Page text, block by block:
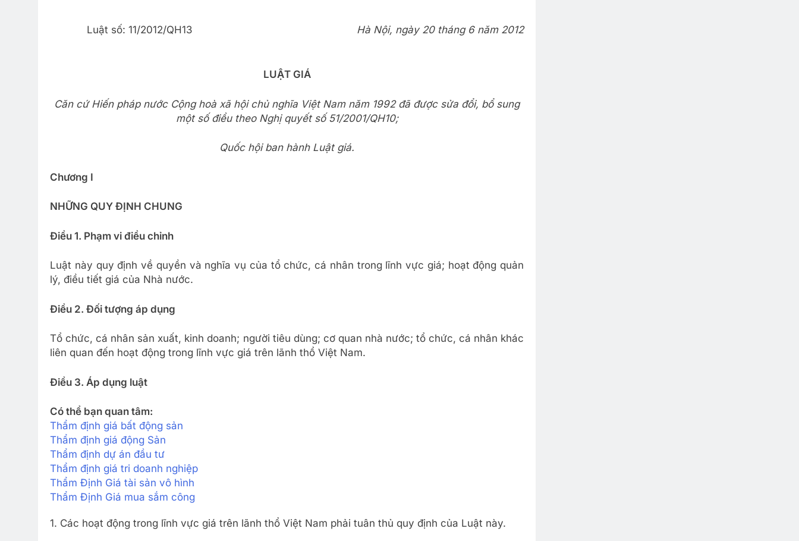
Luật số: 11/2012/QH13 Hà Nội, ngày 20 tháng 6 năm 2012
LUẬT GIÁ
Căn cứ Hiến pháp nước Cộng hoà xã hội chủ nghĩa Việt Nam năm 1992 đã được sửa đổi, bổ sung
một số điều theo Nghị quyết số 51/2001/QH10;
Quốc hội ban hành Luật giá.
Chương I
NHỮNG QUY ĐỊNH CHUNG
Điều 1. Phạm vi điều chỉnh
Luật này quy định về quyền và nghĩa vụ của tổ chức, cá nhân trong lĩnh vực giá; hoạt động quản
lý, điều tiết giá của Nhà nước.
Điều 2. Đối tượng áp dụng
Tổ chức, cá nhân sản xuất, kinh doanh; người tiêu dùng; cơ quan nhà nước; tổ chức, cá nhân khác
liên quan đến hoạt động trong lĩnh vực giá trên lãnh thổ Việt Nam.
Điều 3. Áp dụng luật
Có thể bạn quan tâm:
Thẩm định giá bất động sản
Thẩm định giá động Sản
Thẩm định dự án đầu tư
Thẩm định giá tri doanh nghiệp
Thẩm Định Giá tài sản vô hình
Thẩm Định Giá mua sắm công
1. Các hoạt động trong lĩnh vực giá trên lãnh thổ Việt Nam phải tuân thủ quy định của Luật này.